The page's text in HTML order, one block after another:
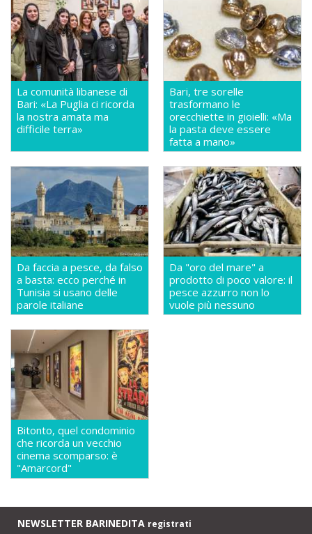
La comunità libanese di
Bari: «La Puglia ci ricorda
la nostra amata ma
difficile terra»
Bari, tre sorelle
trasformano le
orecchiette in gioielli: «Ma
la pasta deve essere
fatta a mano»
Da faccia a pesce, da falso
a basta: ecco perché in
Tunisia si usano delle
parole italiane
Da "oro del mare" a
prodotto di poco valore: il
pesce azzurro non lo
vuole più nessuno
Bitonto, quel condominio
che ricorda un vecchio
cinema scomparso: è
"Amarcord"
NEWSLETTER BARINEDITA registrati